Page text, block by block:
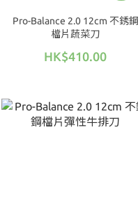
Pro-Balance 2.0 12cm 不銹鋼
檔片蔬菜刀
HK$410.00